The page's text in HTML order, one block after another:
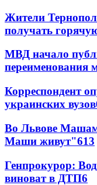
Жители
получать
МВД начало
переименования
Корреспондент
украинских вузов
Во Львове Машам
Маши живут"613
Генпрокурор:
виноват в ДТП6